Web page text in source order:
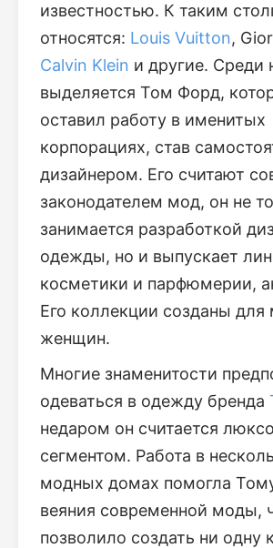
известностью. К таким
относятся: Louis Vuitton,
Calvin Klein и другие. Среди
выделяется Том Форд,
оставил работу в именитых
корпорациях, став
дизайнером. Его считают
законодателем мод, он не
занимается разработкой
одежды, но и выпускает
косметики и парфюмерии,
Его коллекции созданы
женщин.
Многие знаменитости
одеваться в одежду бренда
недаром он считается
сегментом. Работа в
модных домах помогла
веяния современной моды,
позволило создать ни одну